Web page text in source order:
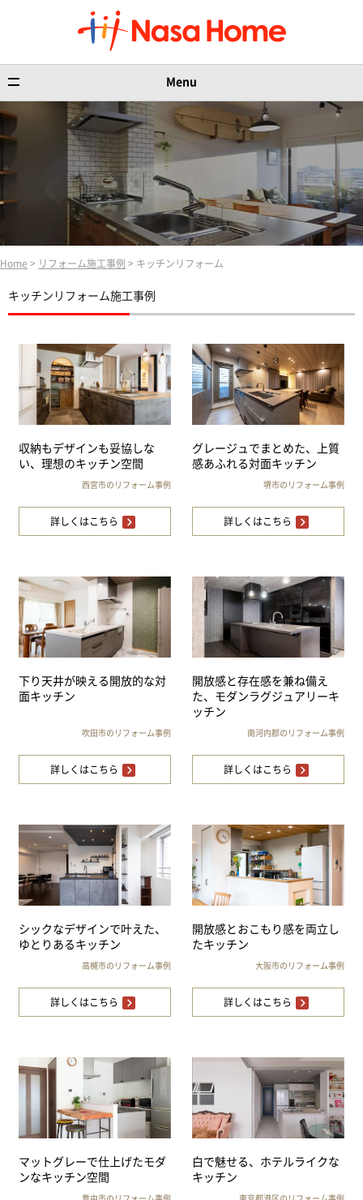
Menu
Home > リフォーム施工事例 > キッチンリフォーム
キッチンリフォーム施工事例
収納もデザインも妥協しな
い、理想のキッチン空間
西宮市のリフォーム事例
詳しくはこちら
グレージュでまとめた、上質
感あふれる対面キッチン
堺市のリフォーム事例
詳しくはこちら
下り天井が映える開放的な対
面キッチン
吹田市のリフォーム事例
詳しくはこちら
開放感と存在感を兼ね備え
た、モダンラグジュアリーキ
ッチン
南河内郡のリフォーム事例
詳しくはこちら
シックなデザインで叶えた、
ゆとりあるキッチン
高槻市のリフォーム事例
詳しくはこちら
開放感とおこもり感を両立し
たキッチン
大阪市のリフォーム事例
詳しくはこちら
マットグレーで仕上げたモダ
ンなキッチン空間
豊中市のリフォーム事例
白で魅せる、ホテルライクな
キッチン
東京都港区のリフォーム事例